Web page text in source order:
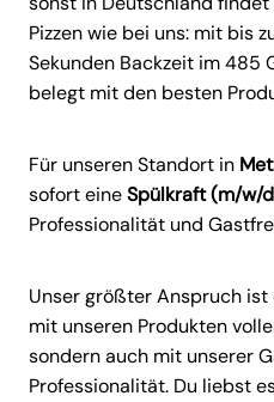
Pizzen wie bei uns: mit bis
Sekunden Backzeit im 485
belegt mit den besten
Für unseren Standort in
sofort eineSpülkraft (m/w/
Professionalität und
Unser größter Anspruch
mit unseren Produkten
sondern auch mit unserer
Professionalität. Du liebst